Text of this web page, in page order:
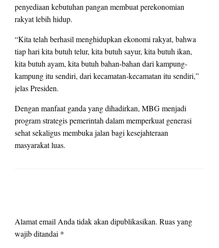
penyediaan kebutuhan pangan membuat perekonomian
rakyat lebih hidup.
“Kita telah berhasil menghidupkan ekonomi rakyat, bahwa
tiap hari kita butuh telur, kita butuh sayur, kita butuh ikan,
kita butuh ayam, kita butuh bahan-bahan dari kampung-
kampung itu sendiri, dari kecamatan-kecamatan itu sendiri,”
jelas Presiden.
Dengan manfaat ganda yang dihadirkan, MBG menjadi
program strategis pemerintah dalam memperkuat generasi
sehat sekaligus membuka jalan bagi kesejahteraan
masyarakat luas.
Alamat email Anda tidak akan dipublikasikan. Ruas yang
wajib ditandai *